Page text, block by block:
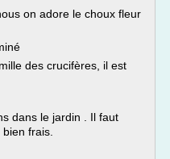
on adore le choux fleur
des crucifères, il est
dans le jardin . Il faut
frais.